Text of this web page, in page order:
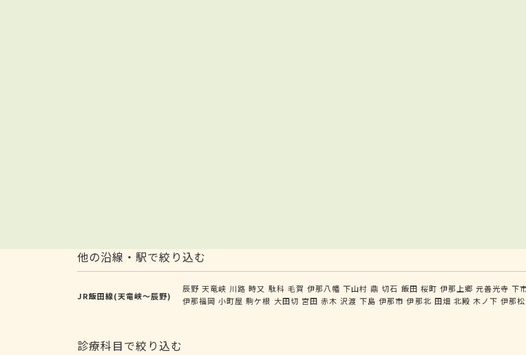
他の沿線・駅で絞り込む
JR飯田線(天竜峡～辰野)
辰野 天竜峡 川路 時又 駄科 毛賀 伊那八幡 下山村 鼎 切石 飯田 桜町 伊那上郷 元善光寺 下
伊那福岡 小町屋 駒ケ根 大田切 宮田 赤木 沢渡 下島 伊那市 伊那北 田畑 北殿 木ノ下 伊那
診療科目で絞り込む